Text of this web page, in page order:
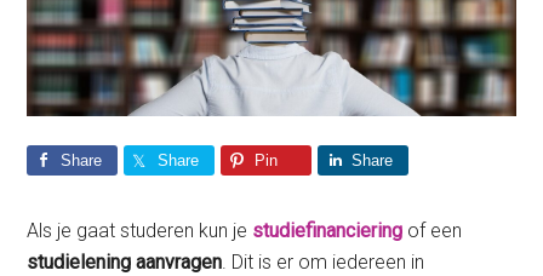
Share Share Pin Share
Als je gaat studeren kun je studiefinanciering of een
studielening aanvragen. Dit is er om iedereen in